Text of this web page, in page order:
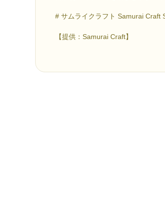
# サムライクラフト Samurai Craft
【提供：Samurai Craft】